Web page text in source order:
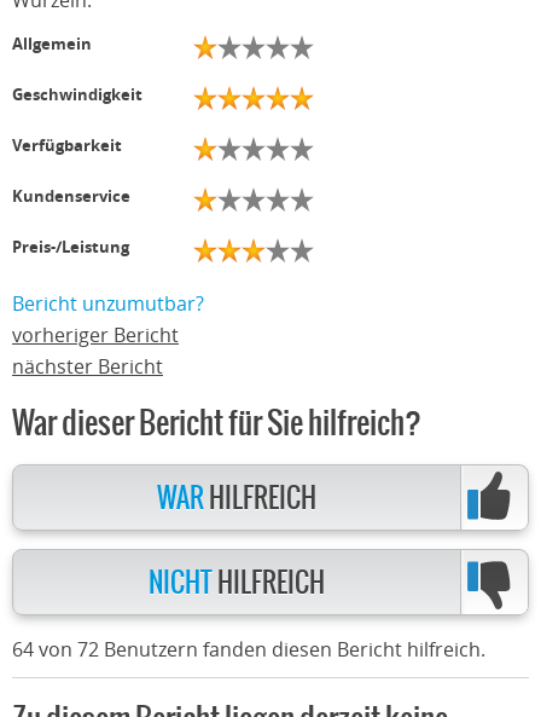
Allgemein
Geschwindigkeit
Verfügbarkeit
Kundenservice
Preis-/Leistung
Bericht unzumutbar?
vorheriger Bericht
nächster Bericht
War dieser Bericht für Sie hilfreich?
WAR HILFREICH
NICHT HILFREICH
64 von 72 Benutzern fanden diesen Bericht hilfreich.